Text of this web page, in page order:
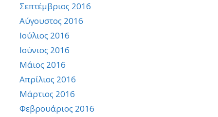
Σεπτέμβριος 2016
Αύγουστος 2016
Ιούλιος 2016
Ιούνιος 2016
Μάιος 2016
Απρίλιος 2016
Μάρτιος 2016
Φεβρουάριος 2016